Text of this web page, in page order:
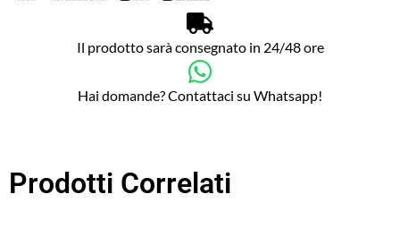
Il prodotto sarà consegnato in 24/48 ore
Hai domande? Contattaci su Whatsapp!
Prodotti Correlati